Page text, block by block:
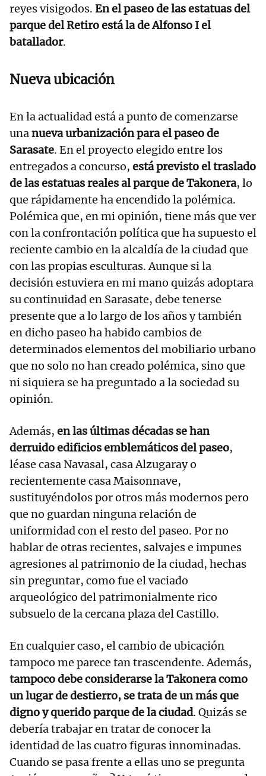
reyes visigodos. En el paseo de las estatuas del
parque del Retiro está la de Alfonso I el
batallador.
Nueva ubicación
En la actualidad está a punto de comenzarse
unanueva urbanización para el paseo de
Sarasate. En el proyecto elegido entre los
entregados a concurso, está previsto el traslado
de las estatuas reales al parque de Takonera, lo
que rápidamente ha encendido la polémica.
Polémica que, en mi opinión, tiene más que ver
con la confrontación política que ha supuesto el
reciente cambio en la alcaldía de la ciudad que
con las propias esculturas. Aunque si la
decisión estuviera en mi mano quizás adoptara
su continuidad en Sarasate, debe tenerse
presente que a lo largo de los años y también
en dicho paseo ha habido cambios de
determinados elementos del mobiliario urbano
que no solo no han creado polémica, sino que
ni siquiera se ha preguntado a la sociedad su
opinión.
Además, en las últimas décadas se han
derruido edificios emblemáticos del paseo,
léase casa Navasal, casa Alzugaray o
recientemente casa Maisonnave,
sustituyéndolos por otros más modernos pero
que no guardan ninguna relación de
uniformidad con el resto del paseo. Por no
hablar de otras recientes, salvajes e impunes
agresiones al patrimonio de la ciudad, hechas
sin preguntar, como fue el vaciado
arqueológico del patrimonialmente rico
subsuelo de la cercana plaza del Castillo.
En cualquier caso, el cambio de ubicación
tampoco me parece tan trascendente. Además,
tampoco debe considerarse la Takonera como
un lugar de destierro, se trata de un más que
digno y querido parque de la ciudad. Quizás se
debería trabajar en tratar de conocer la
identidad de las cuatro figuras innominadas.
Cuando se pasa frente a ellas uno se pregunta